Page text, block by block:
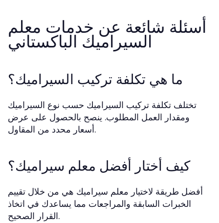
أسئلة شائعة عن خدمات معلم
السيراميك الباكستاني
ما هي تكلفة تركيب السيراميك؟
تختلف تكلفة تركيب السيراميك حسب نوع السيراميك
ومقدار العمل المطلوب. ينصح بالحصول على عرض
أسعار محدد من المقاول.
كيف أختار أفضل معلم سيراميك؟
أفضل طريقة لاختيار معلم سيراميك هي من خلال تقييم
الخبرات السابقة والمراجعات مما يساعدك في اتخاذ
القرار الصحيح.